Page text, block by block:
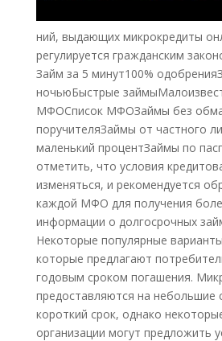
ний, выдающих микрокредиты
регулируется гражданским
Займ за 5 минут100%
ночьюБыстрые
МФОСписок МФОЗаймы без
поручителяЗаймы от частного
маленький процентЗаймы по
отметить, что условия
изменяться, и рекомендуется
каждой МФО для получения
информации о долгосрочных
Некоторые популярные
которые предлагают
годовым сроком погашения.
предоставляются на небольшие
короткий срок, однако
организации могут предложить